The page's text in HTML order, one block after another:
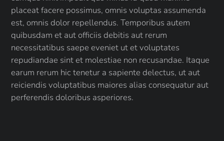
placeat facere possimus, omnis voluptas assumenda
est, omnis dolor repellendus. Temporibus autem
quibusdam et aut officiis debitis aut rerum
necessitatibus saepe eveniet ut et voluptates
repudiandae sint et molestiae non recusandae. Itaque
earum rerum hic tenetur a sapiente delectus, ut aut
reiciendis voluptatibus maiores alias consequatur aut
perferendis doloribus asperiores.